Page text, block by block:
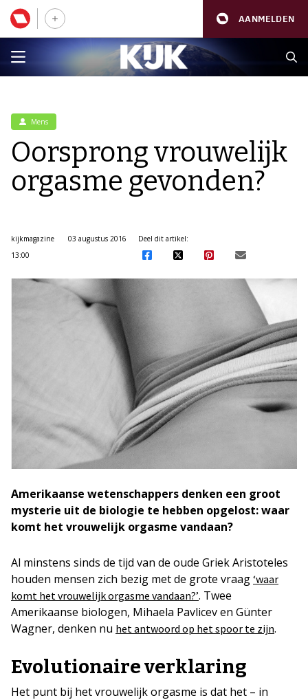
AANMELDEN
Mens
Oorsprong vrouwelijk
orgasme gevonden?
kijkmagazine
03 augustus 2016
13:00
Deel dit artikel:
Amerikaanse wetenschappers denken een groot
mysterie uit de biologie te hebben opgelost: waar
komt het vrouwelijk orgasme vandaan?
Al minstens sinds de tijd van de oude Griek Aristoteles
houden mensen zich bezig met de grote vraag ‘waar
komt het vrouwelijk orgasme vandaan?’. Twee
Amerikaanse biologen, Mihaela Pavlicev en Günter
Wagner, denken nu het antwoord op het spoor te zijn.
Evolutionaire verklaring
Het punt bij het vrouwelijk orgasme is dat het – in